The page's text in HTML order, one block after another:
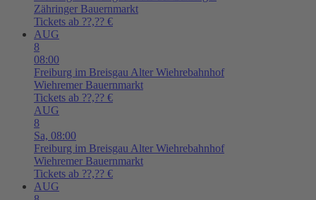
Zähringer Bauernmarkt
Tickets ab ??,?? €
AUG
8
08:00
Freiburg im Breisgau Alter Wiehrebahnhof
Wiehremer Bauernmarkt
Tickets ab ??,?? €
AUG
8
Sa, 08:00
Freiburg im Breisgau Alter Wiehrebahnhof
Wiehremer Bauernmarkt
Tickets ab ??,?? €
AUG